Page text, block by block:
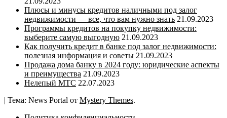
Плюсы и минусы кредитов наличными под залог
недвижимости — все, что вам нужно знать 21.09.2023
Программы кредитов на покупку недвижимости:
выберите самую выгодную 21.09.2023
Как получить кредит в банке под залог недвижимости:
полезная информация и советы 21.09.2023
Продажа дома банку в 2024 году: юридические аспекты
и преимущества 21.09.2023
Нелепый МТС 22.07.2023
| Тема: News Portal от Mystery Themes.